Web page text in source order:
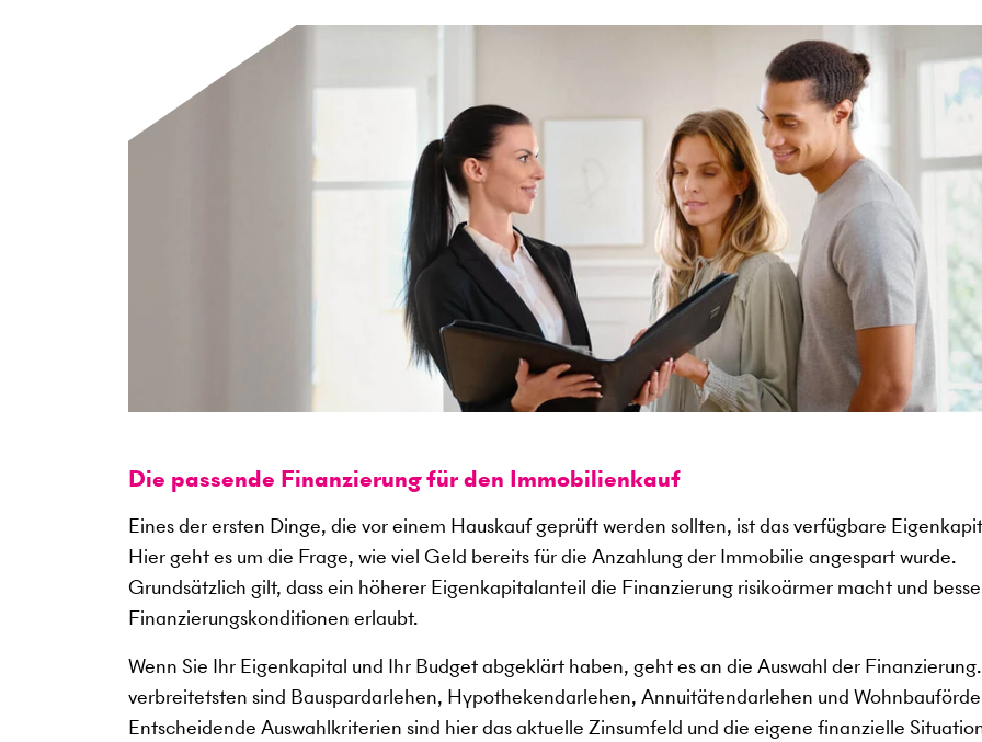
Die passende Finanzierung für den Immobilienkauf
Eines der ersten Dinge, die vor einem Hauskauf geprüft werden sollten, ist das verfügbare
Hier geht es um die Frage, wie viel Geld bereits für die Anzahlung der Immobilie angespart wurde.
Grundsätzlich gilt, dass ein höherer Eigenkapitalanteil die Finanzierung risikoärmer macht und
Finanzierungskonditionen erlaubt.
Wenn Sie Ihr Eigenkapital und Ihr Budget abgeklärt haben, geht es an die Auswahl der
verbreitetsten sind Bauspardarlehen, Hypothekendarlehen, Annuitätendarlehen und
Entscheidende Auswahlkriterien sind hier das aktuelle Zinsumfeld und die eigene finanzielle